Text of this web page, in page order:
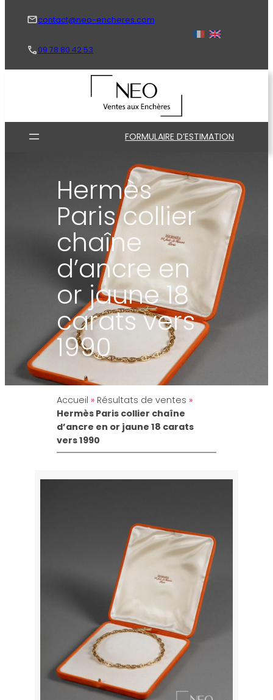
contact@neo-encheres.com
09 78 80 42 53
FORMULAIRE D’ESTIMATION
Hermès
Paris collier
chaîne
d’ancre en
or jaune 18
carats vers
1990
Accueil » Résultats de ventes »
Hermès Paris collier chaîne
d’ancre en or jaune 18 carats
vers 1990